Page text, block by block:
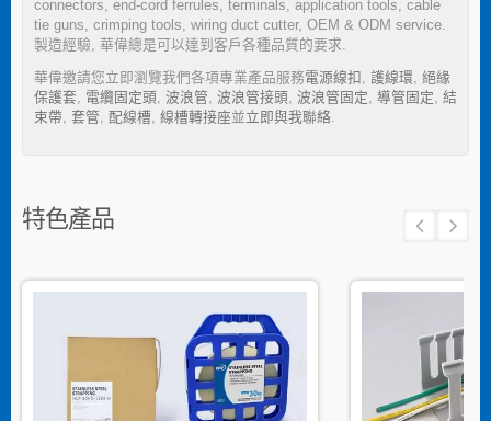
connectors, end-cord ferrules, terminals, application tools, cable
tie guns, crimping tools, wiring duct cutter, OEM & ODM service.
製造經驗, 華偉總是可以達到客戶各種品質的要求.
華偉邀請您立即瀏覽我們各項專業產品服務電源線扣 , 護線環, 絕緣
保護套, 電纜固定頭, 波浪管, 波浪管接頭, 波浪管固定, 導管固定, 結
束帶, 套管, 配線槽, 線槽轉接座並立即與我聯絡.
特色產品